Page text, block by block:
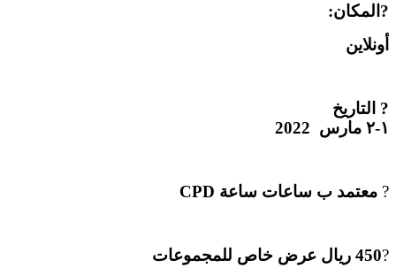
?المكان:
أونلاين
? التاريخ
١-٢ مارس 2022
? معتمد ب ساعات ساعة CPD
?450 ريال عرض خاص للمجموعات